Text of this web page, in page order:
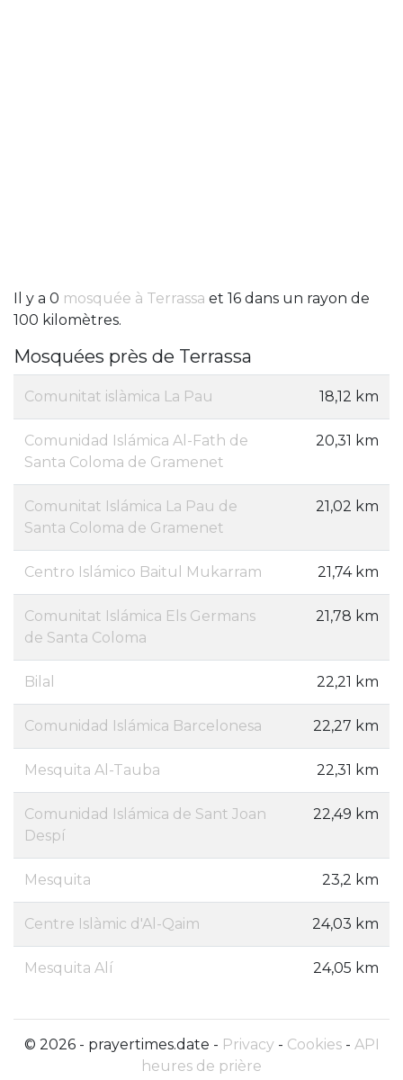
Il y a 0 mosquée à Terrassa et 16 dans un rayon de
100 kilomètres.
Mosquées près de Terrassa
Comunitat islàmica La Pau 18,12 km
Comunidad Islámica Al-Fath de
Santa Coloma de Gramenet
20,31 km
Comunitat Islámica La Pau de
Santa Coloma de Gramenet
21,02 km
Centro Islámico Baitul Mukarram 21,74 km
Comunitat Islámica Els Germans
de Santa Coloma
21,78 km
Bilal 22,21 km
Comunidad Islámica Barcelonesa 22,27 km
Mesquita Al-Tauba 22,31 km
Comunidad Islámica de Sant Joan
Despí
22,49 km
Mesquita 23,2 km
Centre Islàmic d'Al-Qaim 24,03 km
Mesquita Alí 24,05 km
© 2026 - prayertimes.date - Privacy- Cookies- API
heures de prière